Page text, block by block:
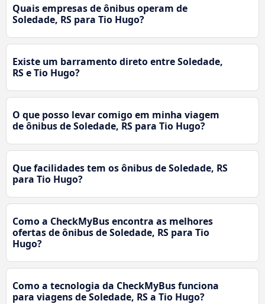
Quais empresas de ônibus operam de
Soledade, RS para Tio Hugo?
Existe um barramento direto entre Soledade,
RS e Tio Hugo?
O que posso levar comigo em minha viagem
de ônibus de Soledade, RS para Tio Hugo?
Que facilidades tem os ônibus de Soledade, RS
para Tio Hugo?
Como a CheckMyBus encontra as melhores
ofertas de ônibus de Soledade, RS para Tio
Hugo?
Como a tecnologia da CheckMyBus funciona
para viagens de Soledade, RS a Tio Hugo?